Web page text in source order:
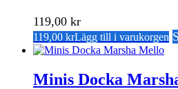
119,00 kr
119,00 krLägg till i varukorgen
Minis Docka